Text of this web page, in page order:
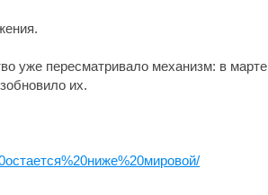
уже пересматривало механизм: в марте
их.